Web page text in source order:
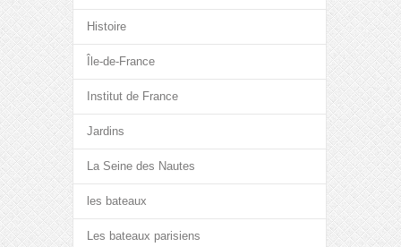
Histoire
Île-de-France
Institut de France
Jardins
La Seine des Nautes
les bateaux
Les bateaux parisiens